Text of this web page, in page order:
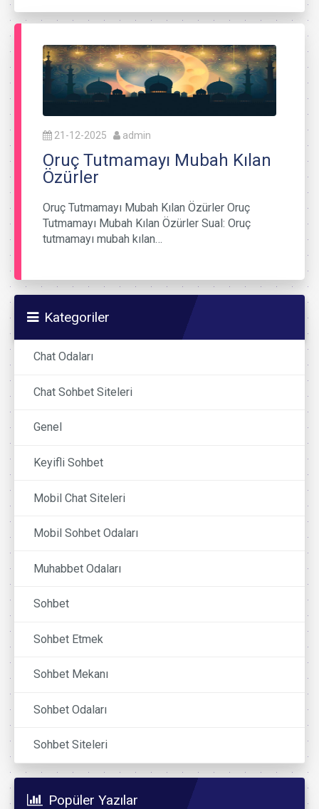
21-12-2025 admin
Oruç Tutmamayı Mubah Kılan
Özürler
Oruç Tutmamayı Mubah Kılan Özürler Oruç
Tutmamayı Mubah Kılan Özürler Sual: Oruç
tutmamayı mubah kılan…
Kategoriler
Chat Odaları
Chat Sohbet Siteleri
Genel
Keyifli Sohbet
Mobil Chat Siteleri
Mobil Sohbet Odaları
Muhabbet Odaları
Sohbet
Sohbet Etmek
Sohbet Mekanı
Sohbet Odaları
Sohbet Siteleri
Popüler Yazılar